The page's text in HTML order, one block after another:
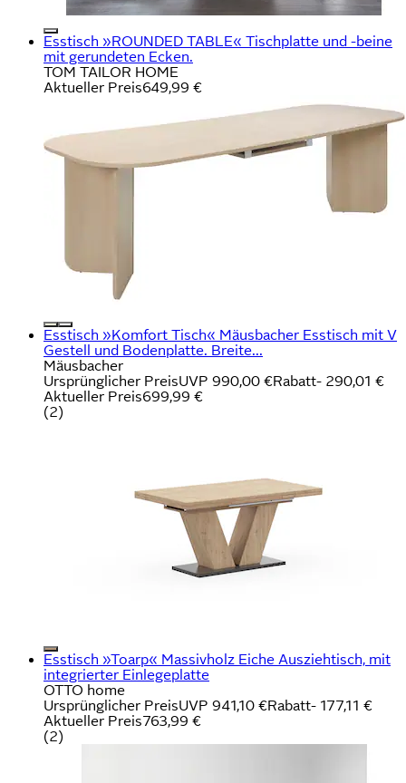
Esstisch »ROUNDED TABLE« Tischplatte und -beine
mit gerundeten Ecken.
TOM TAILOR HOME
Aktueller Preis649,99 €
Esstisch »Komfort Tisch« Mäusbacher Esstisch mit V
Gestell und Bodenplatte. Breite...
Mäusbacher
Ursprünglicher PreisUVP 990,00 €Rabatt- 290,01 €
Aktueller Preis699,99 €
(2)
Esstisch »Toarp« Massivholz Eiche Ausziehtisch, mit
integrierter Einlegeplatte
OTTO home
Ursprünglicher PreisUVP 941,10 €Rabatt- 177,11 €
Aktueller Preis763,99 €
(2)